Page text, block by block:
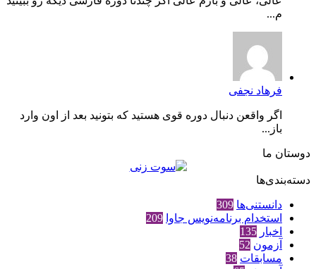
م...
فرهاد نجفی
اگر واقعن دنبال دوره قوی هستید که بتونید بعد از اون وارد
باز...
دوستان ما
دسته‌بندی‌ها
دانستنی‌ها 309
استخدام برنامه‌نویس جاوا 209
اخبار 135
آزمون 52
مسابقات 38